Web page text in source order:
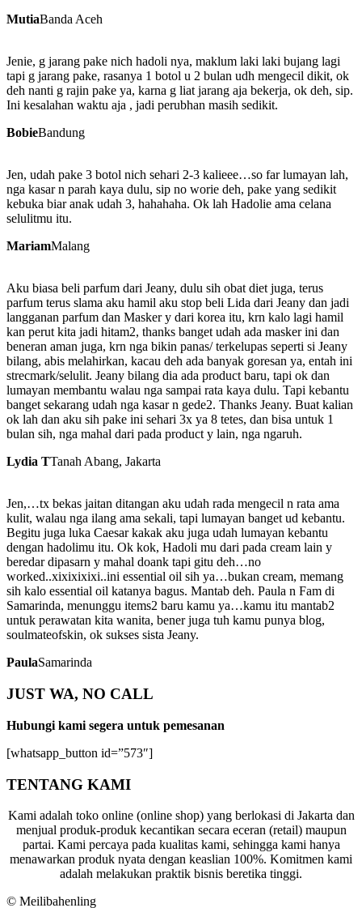
MutiaBanda Aceh
Jenie, g jarang pake nich hadoli nya, maklum laki laki bujang lagi
tapi g jarang pake, rasanya 1 botol u 2 bulan udh mengecil dikit, ok
deh nanti g rajin pake ya, karna g liat jarang aja bekerja, ok deh, sip.
Ini kesalahan waktu aja , jadi perubhan masih sedikit.
BobieBandung
Jen, udah pake 3 botol nich sehari 2-3 kalieee…so far lumayan lah,
nga kasar n parah kaya dulu, sip no worie deh, pake yang sedikit
kebuka biar anak udah 3, hahahaha. Ok lah Hadolie ama celana
selulitmu itu.
MariamMalang
Aku biasa beli parfum dari Jeany, dulu sih obat diet juga, terus
parfum terus slama aku hamil aku stop beli Lida dari Jeany dan jadi
langganan parfum dan Masker y dari korea itu, krn kalo lagi hamil
kan perut kita jadi hitam2, thanks banget udah ada masker ini dan
beneran aman juga, krn nga bikin panas/ terkelupas seperti si Jeany
bilang, abis melahirkan, kacau deh ada banyak goresan ya, entah ini
strecmark/selulit. Jeany bilang dia ada product baru, tapi ok dan
lumayan membantu walau nga sampai rata kaya dulu. Tapi kebantu
banget sekarang udah nga kasar n gede2. Thanks Jeany. Buat kalian
ok lah dan aku sih pake ini sehari 3x ya 8 tetes, dan bisa untuk 1
bulan sih, nga mahal dari pada product y lain, nga ngaruh.
Lydia TTanah Abang, Jakarta
Jen,…tx bekas jaitan ditangan aku udah rada mengecil n rata ama
kulit, walau nga ilang ama sekali, tapi lumayan banget ud kebantu.
Begitu juga luka Caesar kakak aku juga udah lumayan kebantu
dengan hadolimu itu. Ok kok, Hadoli mu dari pada cream lain y
beredar dipasarn y mahal doank tapi gitu deh…no
worked..xixixixixi..ini essential oil sih ya…bukan cream, memang
sih kalo essential oil katanya bagus. Mantab deh. Paula n Fam di
Samarinda, menunggu items2 baru kamu ya…kamu itu mantab2
untuk perawatan kita wanita, bener juga tuh kamu punya blog,
soulmateofskin, ok sukses sista Jeany.
PaulaSamarinda
JUST WA, NO CALL
Hubungi kami segera untuk pemesanan
[whatsapp_button id=”573″]
TENTANG KAMI
Kami adalah toko online (online shop) yang berlokasi di Jakarta dan
menjual produk-produk kecantikan secara eceran (retail) maupun
partai. Kami percaya pada kualitas kami, sehingga kami hanya
menawarkan produk nyata dengan keaslian 100%. Komitmen kami
adalah melakukan praktik bisnis beretika tinggi.
© Meilibahenling